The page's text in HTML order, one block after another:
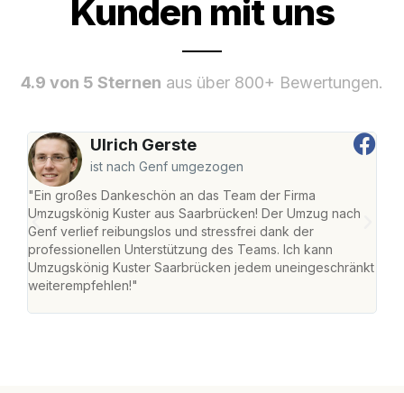
Kunden mit uns
4.9 von 5 Sternen aus über 800+ Bewertungen.
Ulrich Gerste
ist nach Genf umgezogen
"Ein großes Dankeschön an das Team der Firma
Umzugskönig Kuster aus Saarbrücken! Der Umzug nach
Genf verlief reibungslos und stressfrei dank der
professionellen Unterstützung des Teams. Ich kann
Umzugskönig Kuster Saarbrücken jedem uneingeschränkt
weiterempfehlen!"